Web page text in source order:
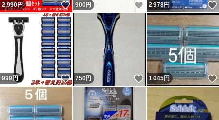
2,990円 いいね！
900 円 いいね！
2,978円
999円 いいね！
750円 いいね！
1,045円